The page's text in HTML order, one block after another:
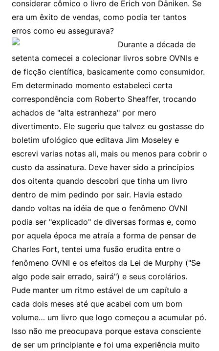
considerar cômico o livro de Erich von Däniken. Se
era um êxito de vendas, como podia ter tantos
erros como eu assegurava?
Durante a década de
setenta comecei a colecionar livros sobre OVNIs e
de ficção científica, basicamente como consumidor.
Em determinado momento estabeleci certa
correspondência com Roberto Sheaffer, trocando
achados de "alta estranheza" por mero
divertimento. Ele sugeriu que talvez eu gostasse do
boletim ufológico que editava Jim Moseley e
escrevi varias notas ali, mais ou menos para cobrir o
custo da assinatura. Deve haver sido a princípios
dos oitenta quando descobri que tinha um livro
dentro de mim pedindo por sair. Havia estado
dando voltas na idéia de que o fenômeno OVNI
podia ser "explicado" de diversas formas e, como
por aquela época me atraía a forma de pensar de
Charles Fort, tentei uma fusão erudita entre o
fenômeno OVNI e os efeitos da Lei de Murphy ("Se
algo pode sair errado, sairá") e seus corolários.
Pude manter um ritmo estável de um capítulo a
cada dois meses até que acabei com um bom
volume… um livro que logo começou a acumular pó.
Isso não me preocupava porque estava consciente
de ser um principiante e foi uma experiência muito